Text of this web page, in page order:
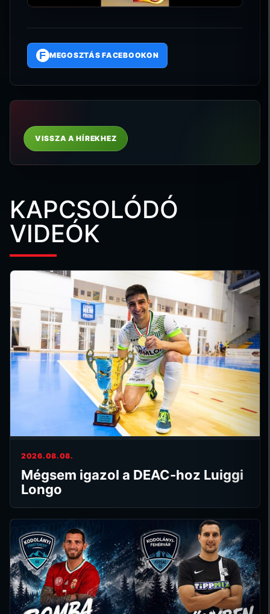
F MEGOSZTÁS FACEBOOKON
VISSZA A HÍREKHEZ
KAPCSOLÓDÓ
VIDEÓK
2026.08.08.
Mégsem igazol a DEAC-hoz Luiggi
Longo